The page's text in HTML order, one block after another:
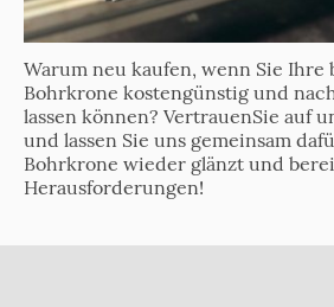
Warum neu kaufen, wenn Sie Ihre
Bohrkrone kostengünstig und
lassen können? VertrauenSie auf
und lassen Sie uns gemeinsam
Bohrkrone wieder glänzt und
Herausforderungen!